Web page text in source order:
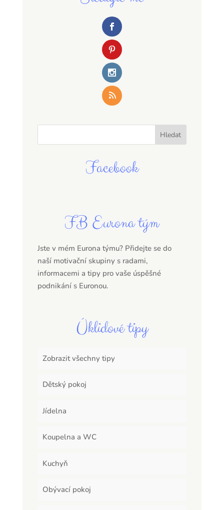
Facebook
FB Eurona tým
Jste v mém Eurona týmu? Přidejte se do
naší motivační skupiny s radami,
informacemi a tipy pro vaše úspěšné
podnikání s Euronou.
Úklidové tipy
Zobrazit všechny tipy
Dětský pokoj
Jídelna
Koupelna a WC
Kuchyň
Obývací pokoj